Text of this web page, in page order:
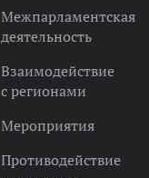
Межпарламентская
деятельность
Взаимодействие
с регионами
Мероприятия
Противодействие